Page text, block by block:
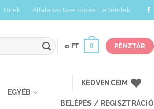
Hírek Általános Szerződési Feltételek
0 FT 0 PÉNZTÁR
EGYÉB
KEDVENCEIM
BELÉPÉS / REGISZTRÁCIÓ